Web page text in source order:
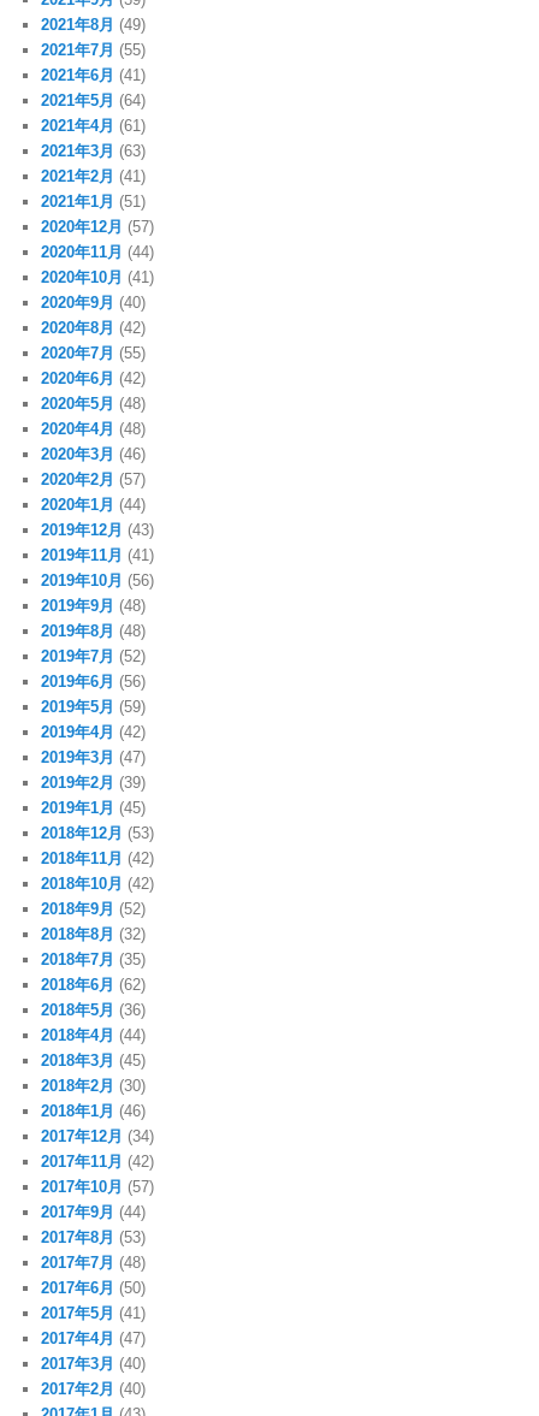
2021年8月 (49)
2021年7月 (55)
2021年6月 (41)
2021年5月 (64)
2021年4月 (61)
2021年3月 (63)
2021年2月 (41)
2021年1月 (51)
2020年12月 (57)
2020年11月 (44)
2020年10月 (41)
2020年9月 (40)
2020年8月 (42)
2020年7月 (55)
2020年6月 (42)
2020年5月 (48)
2020年4月 (48)
2020年3月 (46)
2020年2月 (57)
2020年1月 (44)
2019年12月 (43)
2019年11月 (41)
2019年10月 (56)
2019年9月 (48)
2019年8月 (48)
2019年7月 (52)
2019年6月 (56)
2019年5月 (59)
2019年4月 (42)
2019年3月 (47)
2019年2月 (39)
2019年1月 (45)
2018年12月 (53)
2018年11月 (42)
2018年10月 (42)
2018年9月 (52)
2018年8月 (32)
2018年7月 (35)
2018年6月 (62)
2018年5月 (36)
2018年4月 (44)
2018年3月 (45)
2018年2月 (30)
2018年1月 (46)
2017年12月 (34)
2017年11月 (42)
2017年10月 (57)
2017年9月 (44)
2017年8月 (53)
2017年7月 (48)
2017年6月 (50)
2017年5月 (41)
2017年4月 (47)
2017年3月 (40)
2017年2月 (40)